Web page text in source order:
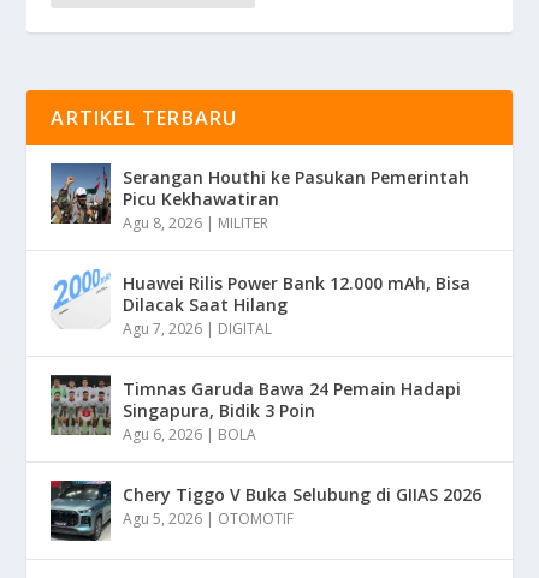
ARTIKEL TERBARU
Serangan Houthi ke Pasukan Pemerintah
Picu Kekhawatiran
Agu 8, 2026 | MILITER
Huawei Rilis Power Bank 12.000 mAh, Bisa
Dilacak Saat Hilang
Agu 7, 2026 | DIGITAL
Timnas Garuda Bawa 24 Pemain Hadapi
Singapura, Bidik 3 Poin
Agu 6, 2026 | BOLA
Chery Tiggo V Buka Selubung di GIIAS 2026
Agu 5, 2026 | OTOMOTIF